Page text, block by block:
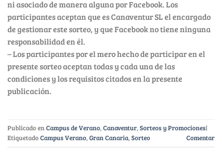
ni asociado de manera alguna por Facebook. Los
participantes aceptan que es Canaventur SL el encargado
de gestionar este sorteo, y que Facebook no tiene ninguna
responsabilidad en él.
– Los participantes por el mero hecho de participar en el
presente sorteo aceptan todas y cada una de las
condiciones y los requisitos citados en la presente
publicación.
Publicado enCampus de Verano,Canaventur,Sorteos y Promociones|
EtiquetadoCampus Verano,Gran Canaria,Sorteo Comentar